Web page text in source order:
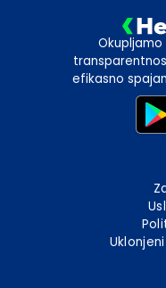
Okupljamo
efikasno